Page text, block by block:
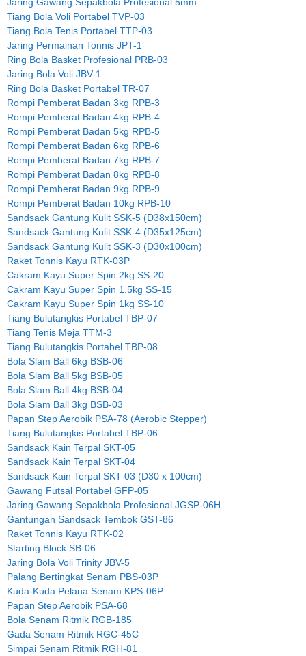
Tiang Bola Voli Portabel TVP-03
Tiang Bola Tenis Portabel TTP-03
Jaring Permainan Tonnis JPT-1
Ring Bola Basket Profesional PRB-03
Jaring Bola Voli JBV-1
Ring Bola Basket Portabel TR-07
Rompi Pemberat Badan 3kg RPB-3
Rompi Pemberat Badan 4kg RPB-4
Rompi Pemberat Badan 5kg RPB-5
Rompi Pemberat Badan 6kg RPB-6
Rompi Pemberat Badan 7kg RPB-7
Rompi Pemberat Badan 8kg RPB-8
Rompi Pemberat Badan 9kg RPB-9
Rompi Pemberat Badan 10kg RPB-10
Sandsack Gantung Kulit SSK-5 (D38x150cm)
Sandsack Gantung Kulit SSK-4 (D35x125cm)
Sandsack Gantung Kulit SSK-3 (D30x100cm)
Raket Tonnis Kayu RTK-03P
Cakram Kayu Super Spin 2kg SS-20
Cakram Kayu Super Spin 1.5kg SS-15
Cakram Kayu Super Spin 1kg SS-10
Tiang Bulutangkis Portabel TBP-07
Tiang Tenis Meja TTM-3
Tiang Bulutangkis Portabel TBP-08
Bola Slam Ball 6kg BSB-06
Bola Slam Ball 5kg BSB-05
Bola Slam Ball 4kg BSB-04
Bola Slam Ball 3kg BSB-03
Papan Step Aerobik PSA-78 (Aerobic Stepper)
Tiang Bulutangkis Portabel TBP-06
Sandsack Kain Terpal SKT-05
Sandsack Kain Terpal SKT-04
Sandsack Kain Terpal SKT-03 (D30 x 100cm)
Gawang Futsal Portabel GFP-05
Jaring Gawang Sepakbola Profesional JGSP-06H
Gantungan Sandsack Tembok GST-86
Raket Tonnis Kayu RTK-02
Starting Block SB-06
Jaring Bola Voli Trinity JBV-5
Palang Bertingkat Senam PBS-03P
Kuda-Kuda Pelana Senam KPS-06P
Papan Step Aerobik PSA-68
Bola Senam Ritmik RGB-185
Gada Senam Ritmik RGC-45C
Simpai Senam Ritmik RGH-81